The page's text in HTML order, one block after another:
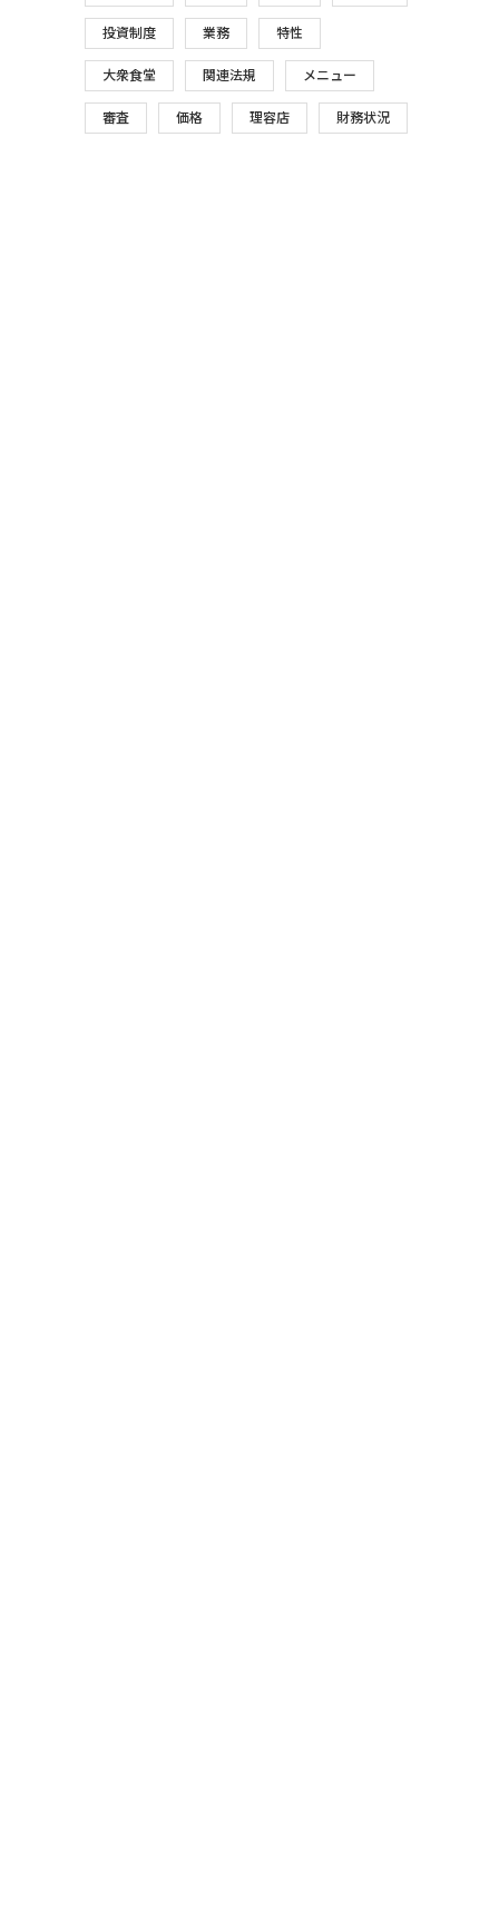
投資制度 業務 特性
大衆食堂 関連法規 メニュー
審査 価格 理容店 財務状況